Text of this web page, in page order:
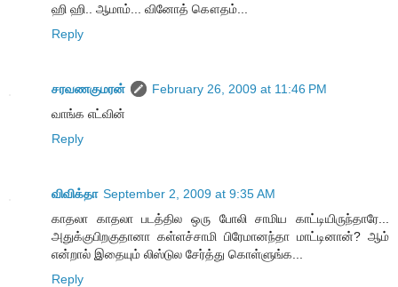
ஹி ஹி.. ஆமாம்... வினோத் கௌதம்...
Reply
சரவணகுமரன்
February 26, 2009 at 11:46 PM
வாங்க எட்வின்
Reply
விவிக்தா September 2, 2009 at 9:35 AM
காதலா காதலா படத்தில ஒரு போலி சாமிய காட்டியிருந்தாரே...
அதுக்குபிறகுதானா கள்ளச்சாமி பிரேமானந்தா மாட்டினான்? ஆம்
என்றால் இதையும் லிஸ்டுல சேர்த்து கொள்ளுங்க...
Reply